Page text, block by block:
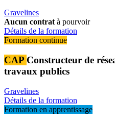
Gravelines
Aucun contrat à pourvoir
Détails de la formation
Formation continue
CAP Constructeur de
travaux publics
Gravelines
Détails de la formation
Formation en apprentissage